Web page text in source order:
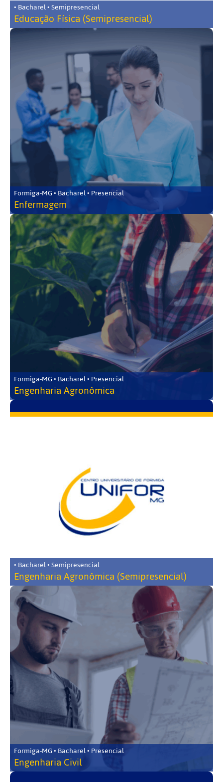
• Bacharel • Semipresencial
Educação Física (Semipresencial)
Formiga-MG • Bacharel • Presencial
Enfermagem
Formiga-MG • Bacharel • Presencial
Engenharia Agronômica
• Bacharel • Semipresencial
Engenharia Agronômica (Semipresencial)
Formiga-MG • Bacharel • Presencial
Engenharia Civil